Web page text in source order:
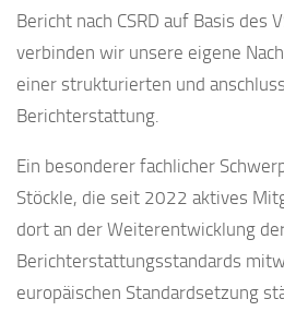
Bericht nach CSRD auf Basis des
verbinden wir unsere eigene
einer strukturierten und
Berichterstattung.
Ein besonderer fachlicher
Stöckle, die seit 2022 aktives
dort an der Weiterentwicklung
Berichterstattungsstandards
europäischen Standardsetzung